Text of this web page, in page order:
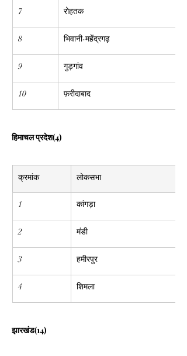
7 रोहतक
8 भिवानी-महेंद्रगढ़
9 गुड़गांव
10 फ़रीदाबाद
हिमाचल प्रदेश(4)
क्रमांक लोकसभा
1 कांगड़ा
2 मंडी
3 हमीरपुर
4 शिमला
झारखंड(14)